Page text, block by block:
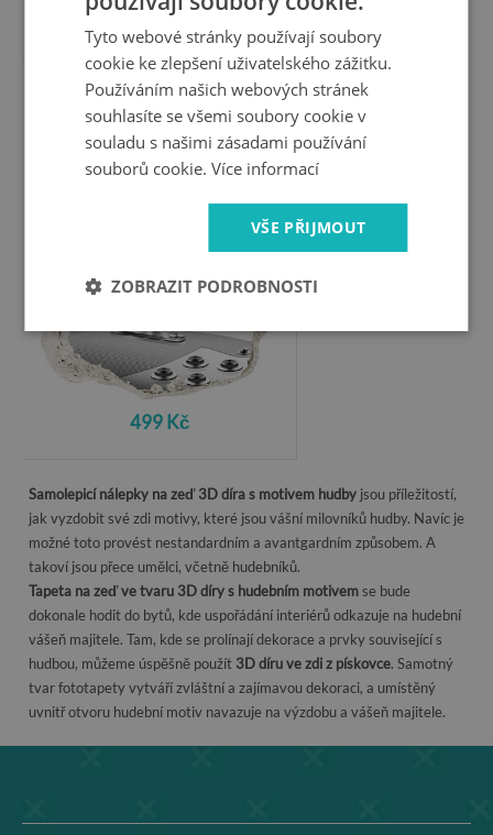
499 Kč
Fotoobraz díra na stěnu
499 Kč
Samolepicí nálepky na zeď 3D díra s motivem hudby jsou příležitostí,
jak vyzdobit své zdi motivy, které jsou vášní milovníků hudby. Navíc je
možné toto provést nestandardním a avantgardním způsobem. A
takoví jsou přece umělci, včetně hudebníků.
Tapeta na zeď ve tvaru 3D díry s hudebním motivemse bude
dokonale hodit do bytů, kde uspořádání interiérů odkazuje na hudební
vášeň majitele. Tam, kde se prolínají dekorace a prvky související s
hudbou, můžeme úspěšně použít 3D díru ve zdi z pískovce. Samotný
tvar fototapety vytváří zvláštní a zajímavou dekoraci, a umístěný
uvnitř otvoru hudební motiv navazuje na výzdobu a vášeň majitele.
Tyto webové stránky používají soubory
cookie ke zlepšení uživatelského zážitku.
Používáním našich webových stránek
souhlasíte se všemi soubory cookie v
souladu s našimi zásadami používání
souborů cookie.Více informací
VŠE PŘIJMOUT
ZOBRAZIT PODROBNOSTI